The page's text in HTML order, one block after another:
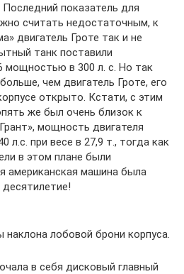
показатель для
считать недостаточным, к
двигатель Гроте так и не
танк поставили
мощностью в 300 л. с. Но так
чем двигатель Гроте, его
открыто. Кстати, с этим
же был очень близок к
мощность двигателя
л.с. при весе в 27,9 т., тогда как
в этом плане были
американская машина была
лобовой брони корпуса.
в себя дисковый главный